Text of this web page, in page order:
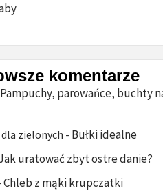
komentarze
Pampuchy, parowańce, buchty
zielonych - Bułki idealne
uratować zbyt ostre danie?
Chleb z mąki krupczatki